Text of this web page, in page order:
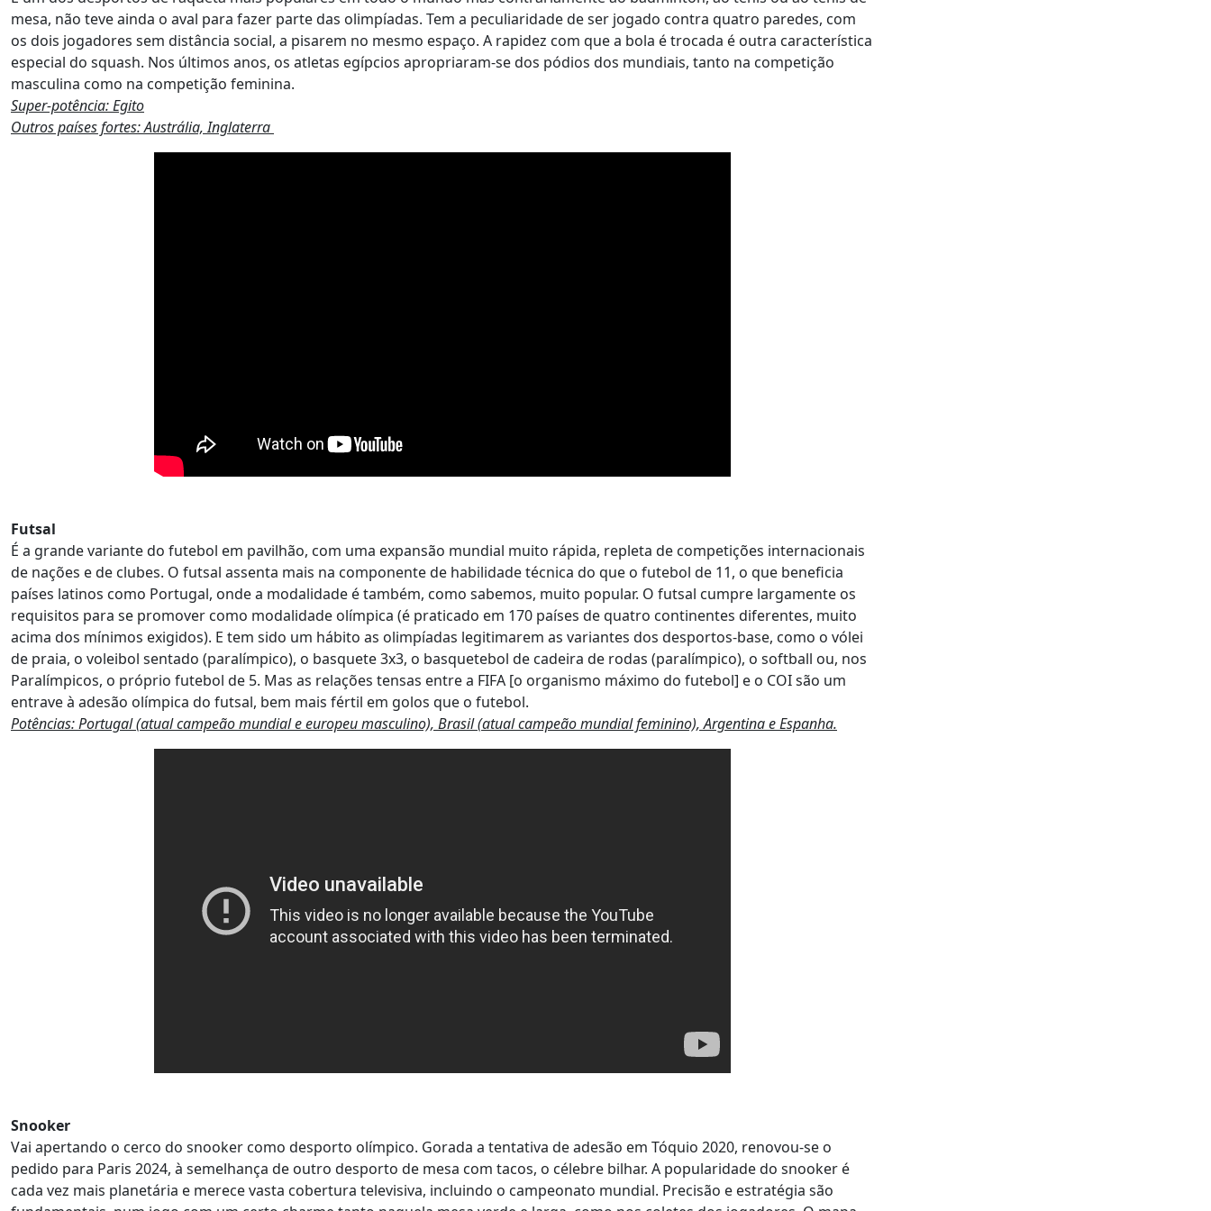
mesa, não teve ainda o aval para fazer parte das olimpíadas. Tem a peculiaridade de ser jogado contra quatro paredes, com
os dois jogadores sem distância social, a pisarem no mesmo espaço. A rapidez com que a bola é trocada é outra característica
especial do squash. Nos últimos anos, os atletas egípcios apropriaram-se dos pódios dos mundiais, tanto na competição
masculina como na competição feminina.
Super-potência: Egito
Outros países fortes: Austrália, Inglaterra
Futsal
É a grande variante do futebol em pavilhão, com uma expansão mundial muito rápida, repleta de competições internacionais
de nações e de clubes. O futsal assenta mais na componente de habilidade técnica do que o futebol de 11, o que beneficia
países latinos como Portugal, onde a modalidade é também, como sabemos, muito popular. O futsal cumpre largamente os
requisitos para se promover como modalidade olímpica (é praticado em 170 países de quatro continentes diferentes, muito
acima dos mínimos exigidos). E tem sido um hábito as olimpíadas legitimarem as variantes dos desportos-base, como o vólei
de praia, o voleibol sentado (paralímpico), o basquete 3x3, o basquetebol de cadeira de rodas (paralímpico), o softball ou, nos
Paralímpicos, o próprio futebol de 5. Mas as relações tensas entre a FIFA [o organismo máximo do futebol] e o COI são um
entrave à adesão olímpica do futsal, bem mais fértil em golos que o futebol.
Potências: Portugal (atual campeão mundial e europeu masculino), Brasil (atual campeão mundial feminino), Argentina e Espanha.
Snooker
Vai apertando o cerco do snooker como desporto olímpico. Gorada a tentativa de adesão em Tóquio 2020, renovou-se o
pedido para Paris 2024, à semelhança de outro desporto de mesa com tacos, o célebre bilhar. A popularidade do snooker é
cada vez mais planetária e merece vasta cobertura televisiva, incluindo o campeonato mundial. Precisão e estratégia são